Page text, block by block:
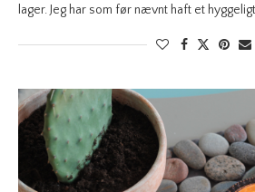
lager. Jeg har som før nævnt haft et